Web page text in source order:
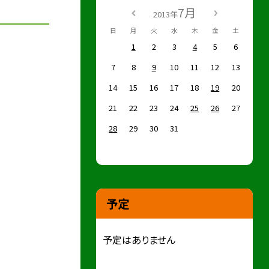
2013年7月
日 月 火 水 木 金 土
1 2 3 4 5
6
7
8 9 10 11 12
13
14
15 16 17 18 19
20
21
22 23 24 25 26
27
28
29 30 31
予定
予定はありません